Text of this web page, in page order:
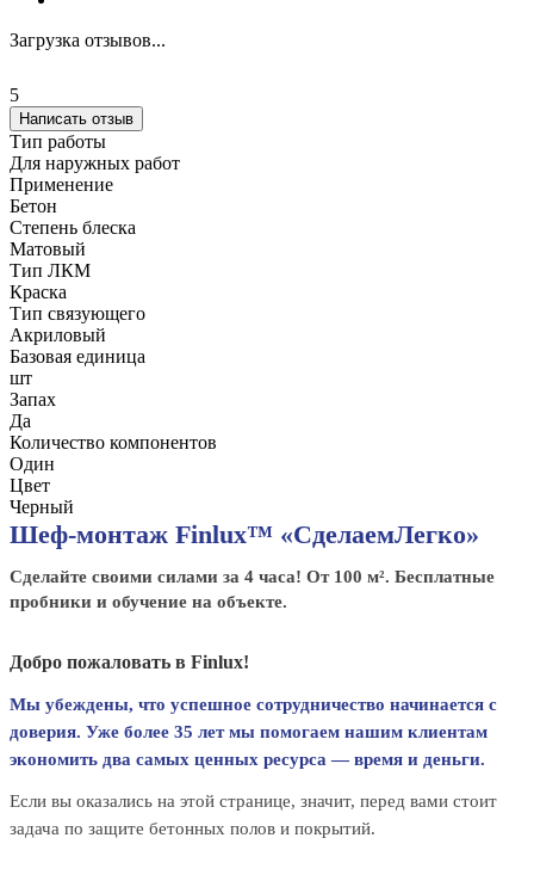
Загрузка отзывов...
5
Написать отзыв
Тип работы
Для наружных работ
Применение
Бетон
Степень блеска
Матовый
Тип ЛКМ
Краска
Тип связующего
Акриловый
Базовая единица
шт
Запах
Да
Количество компонентов
Один
Цвет
Черный
Шеф-монтаж Finlux™ «СделаемЛегко»
Сделайте своими силами за 4 часа! От 100 м². Бесплатные
пробники и обучение на объекте.
Добро пожаловать в Finlux!
Мы убеждены, что успешное сотрудничество начинается с
доверия. Уже более 35 лет мы помогаем нашим клиентам
экономить два самых ценных ресурса — время и деньги.
Если вы оказались на этой странице, значит, перед вами стоит
задача по защите бетонных полов и покрытий.